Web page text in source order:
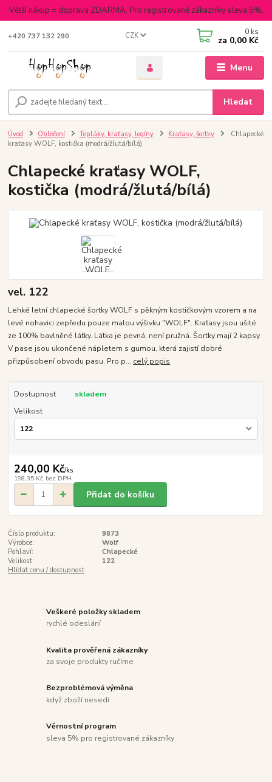
Větší nákup = doprava ZDARMA. Pro registrované zákazníky sleva 5%.
Menu
CZK
Hledat
+420 737 132 290 0 ks
za 0,00 Kč
Úvod Oblečení Tepláky, kraťasy, legíny Kraťasy, šortky
Chlapecké
kraťasy WOLF, kostička (modrá/žlutá/bílá)
Chlapecké kraťasy WOLF,
kostička (modrá/žlutá/bílá)
vel. 122
Lehké letní chlapecké šortky WOLF s pěkným kostičkovým vzorem a na
levé nohavici zepředu pouze malou výšivku "WOLF". Kraťasy jsou ušité
ze 100% bavlněné látky. Látka je pevná, není pružná. Šortky mají 2 kapsy.
V pase jsou ukončené nápletem s gumou, která zajistí dobré
přizpůsobení obvodu pasu. Pro p... celý popis
Dostupnost
skladem
Velikost
240,00 Kč/ks
198,35 Kč bez DPH
Přidat do košíku
Číslo produktu:
9873
Výrobce:
Wolf
Pohlaví:
Chlapecké
Velikost:
122
Hlídat cenu / dostupnost
Veškeré položky skladem
rychlé odeslání
Kvalita prověřená zákazníky
za svoje produkty ručíme
Bezproblémová výměna
když zboží nesedí
Věrnostní program
sleva 5% pro registrované zákazníky